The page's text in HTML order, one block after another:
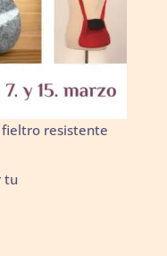
fieltro resistente
tu